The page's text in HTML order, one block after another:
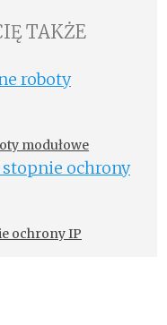
TAKŻE
modułowe
ochrony IP